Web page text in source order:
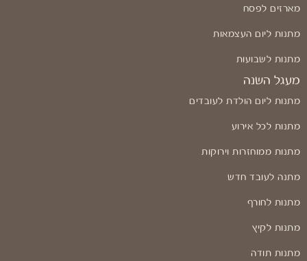
מארזים לפסח
מתנות ליום העצמאות
מתנות לשבועות
מעגל השנה
מתנות ליום הולדת לעובדים
מתנות לכל אירוע
מתנות ממוחזרות וירוקות
מתנה לעובד חדש
מתנות לחורף
מתנות לקיץ
מתנות תודה